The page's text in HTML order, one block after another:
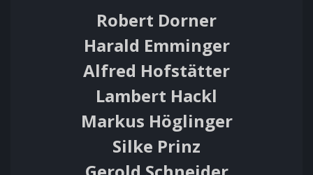
Robert Dorner
Harald Emminger
Alfred Hofstätter
Lambert Hackl
Markus Höglinger
Silke Prinz